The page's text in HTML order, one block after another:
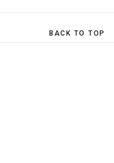
BACK TO TOP